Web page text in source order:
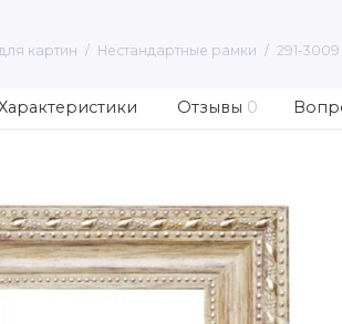
картин Нестандартные рамки 291-
Отзывы 0